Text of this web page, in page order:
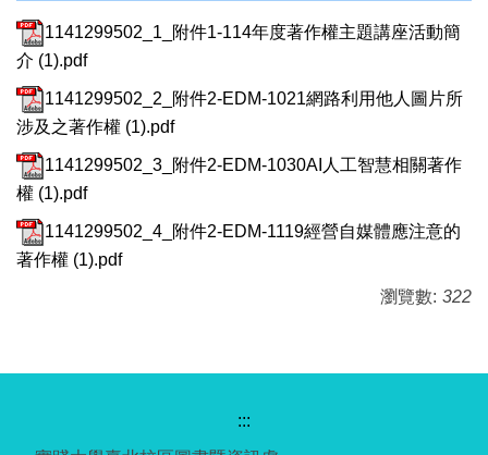
1141299502_1_附件1-114年度著作權主題講座活動簡
介 (1).pdf
1141299502_2_附件2-EDM-1021網路利用他人圖片所
涉及之著作權 (1).pdf
1141299502_3_附件2-EDM-1030AI人工智慧相關著作
權 (1).pdf
1141299502_4_附件2-EDM-1119經營自媒體應注意的
著作權 (1).pdf
瀏覽數: 322
:::